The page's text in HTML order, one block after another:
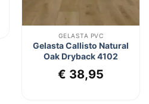
GELASTA PVC
Gelasta Callisto Natural
Oak Dryback 4102
€ 38,95